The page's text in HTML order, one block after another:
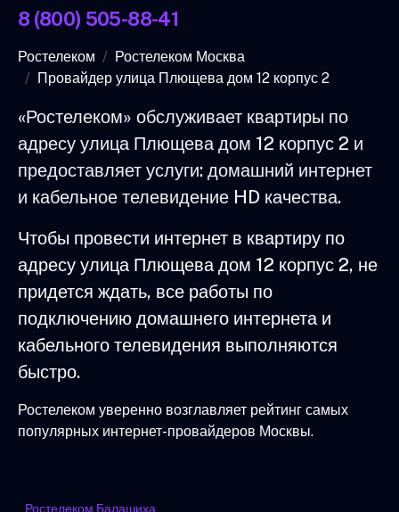
8 (800) 505-88-41
Ростелеком
Ростелеком Москва
Провайдер улица Плющева дом 12 корпус 2
«Ростелеком» обслуживает квартиры по
адресу улица Плющева дом 12 корпус 2 и
предоставляет услуги: домашний интернет
и кабельное телевидение HD качества.
Чтобы провести интернет в квартиру по
адресу улица Плющева дом 12 корпус 2, не
придется ждать, все работы по
подключению домашнего интернета и
кабельного телевидения выполняются
быстро.
Ростелеком уверенно возглавляет рейтинг самых
популярных интернет-провайдеров Москвы.
Ростелеком Балашиха